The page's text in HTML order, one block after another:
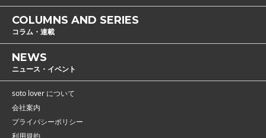
COLUMNS AND SERIES
コラム・連載
NEWS
ニュース・イベント
soto lover について
会社案内
プライバシーポリシー
利用規約